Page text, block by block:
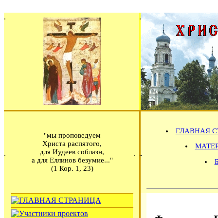
"мы проповедуем
Христа распятого,
для Иудеев соблазн,
а для Еллинов безумие..."
(1 Кор. 1, 23)
ГЛАВНАЯ